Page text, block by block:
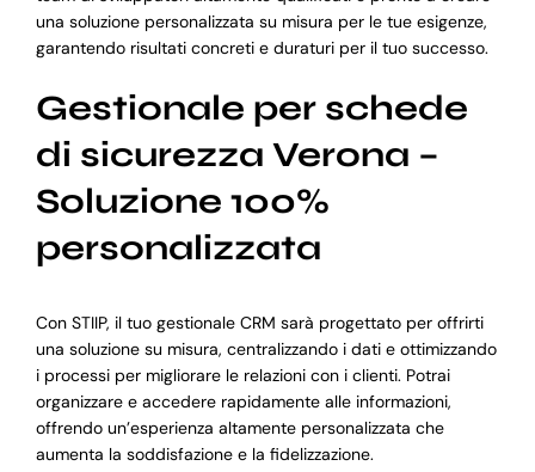
una soluzione personalizzata su misura per le tue esigenze,
garantendo risultati concreti e duraturi per il tuo successo.
Gestionale per schede
di sicurezza Verona –
Soluzione 100%
personalizzata
Con STIIP, il tuo gestionale CRM sarà progettato per offrirti
una soluzione su misura, centralizzando i dati e ottimizzando
i processi per migliorare le relazioni con i clienti. Potrai
organizzare e accedere rapidamente alle informazioni,
offrendo un’esperienza altamente personalizzata che
aumenta la soddisfazione e la fidelizzazione.